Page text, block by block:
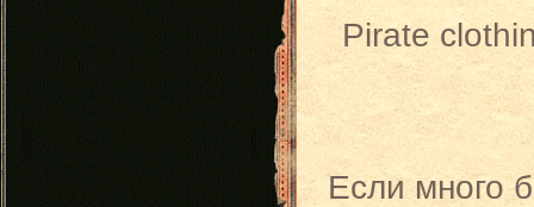
Pirate
Если много